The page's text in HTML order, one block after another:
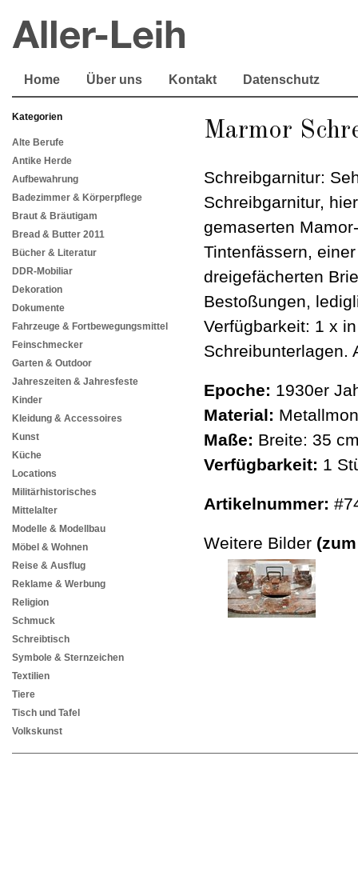
Home Über uns Kontakt Datenschutz
Kategorien
Alte Berufe
Antike Herde
Aufbewahrung
Badezimmer & Körperpflege
Braut & Bräutigam
Bread & Butter 2011
Bücher & Literatur
DDR-Mobiliar
Dekoration
Dokumente
Fahrzeuge & Fortbewegungsmittel
Feinschmecker
Garten & Outdoor
Jahreszeiten & Jahresfeste
Kinder
Kleidung & Accessoires
Kunst
Küche
Locations
Militärhistorisches
Mittelalter
Modelle & Modellbau
Möbel & Wohnen
Reise & Ausflug
Reklame & Werbung
Religion
Schmuck
Schreibtisch
Symbole & Sternzeichen
Textilien
Tiere
Tisch und Tafel
Volkskunst
Marmor
Schreibgarnitur:
Schreibgarnitur,
gemaserten
Tintenfässern,
dreigefächerten
Bestoßungen,
Verfügbarkeit: 1 x
Schreibunterlagen.
Epoche: 1930er
Material:
Maße: Breite: 35
Verfügbarkeit: 1
Artikelnummer:
Weitere Bilder